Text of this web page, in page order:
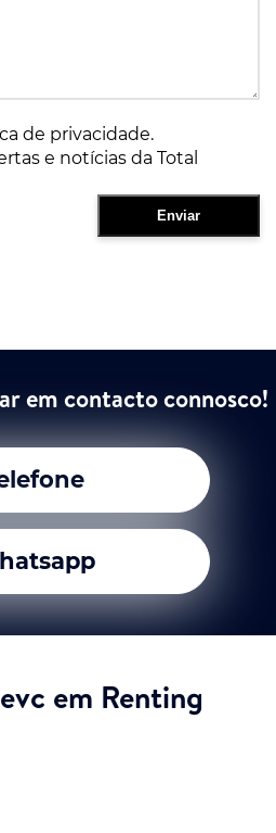
de privacidade.
e notícias da Total
em contacto connosco!
em Renting